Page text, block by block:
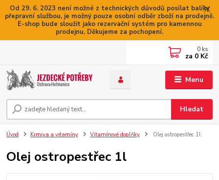
Od 29. 6. 2023 není možné z technických důvodů posílat balíky
přepravní službou, je možný pouze osobní odběr zboží na prodejně.
E-shop bude sloužit jako rezervační systém pro kamennou
prodejnu. Děkujeme za pochopení.
Menu
Hledat
0 ks
za 0 Kč
Úvod Krmiva a vitamíny Vitamínové doplňky Olej ostropestřec 1l
Olej ostropestřec 1l